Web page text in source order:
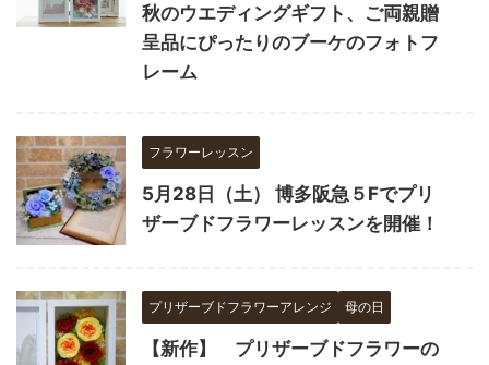
秋のウエディングギフト、ご両親贈
呈品にぴったりのブーケのフォトフ
レーム
フラワーレッスン
5月28日（土） 博多阪急５Fでプリ
ザーブドフラワーレッスンを開催！
プリザーブドフラワーアレンジ 母の日
【新作】 プリザーブドフラワーの